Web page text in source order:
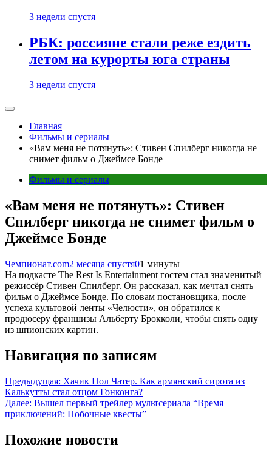
3 недели спустя
РБК: россияне стали реже ездить
летом на курорты юга страны
3 недели спустя
Главная
Фильмы и сериалы
«Вам меня не потянуть»: Стивен Спилберг никогда не
снимет фильм о Джеймсе Бонде
Фильмы и сериалы
«Вам меня не потянуть»: Стивен
Спилберг никогда не снимет фильм о
Джеймсе Бонде
Чемпионат.com2 месяца спустя01 минуты
На подкасте The Rest Is Entertainment гостем стал знаменитый
режиссёр Стивен Спилберг. Он рассказал, как мечтал снять
фильм о Джеймсе Бонде. По словам постановщика, после
успеха культовой ленты «Челюсти», он обратился к
продюсеру франшизы Альберту Брокколи, чтобы снять одну
из шпионских картин.
Навигация по записям
Предыдущая: Хачик Пол Чатер. Как армянский сирота из
Калькутты стал отцом Гонконга?
Далее: Вышел первый трейлер мультсериала “Время
приключений: Побочные квесты”
Похожие новости